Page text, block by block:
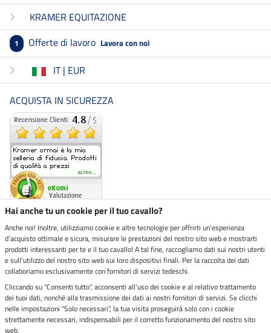
KRAMER EQUITAZIONE
1 Offerte di lavoro Lavora con noi
IT | EUR
ACQUISTA IN SICUREZZA
Negozio ecosostenibile
Spedizioni tramite
Paga in sicurezza con
Hai anche tu un cookie per il tuo cavallo?
Anche noi! Inoltre, utilizziamo cookie e altre tecnologie per offrirti un'esperienza
d'acquisto ottimale e sicura, misurare le prestazioni del nostro sito web e mostrarti
prodotti interessanti per te e il tuo cavallo! A tal fine, raccogliamo dati sui nostri utenti
e sull'utilizzo del nostro sito web sui loro dispositivi finali. Per la raccolta dei dati
collaboriamo esclusivamente con fornitori di servizi tedeschi.
Cliccando su "Consenti tutto", acconsenti all'uso dei cookie e al relativo trattamento
dei tuoi dati, nonché alla trasmissione dei dati ai nostri fornitori di servizi. Se clicchi
nelle impostazioni "Solo necessari", la tua visita proseguirà solo con i cookie
strettamente necessari, indispensabili per il corretto funzionamento del nostro sito
web.